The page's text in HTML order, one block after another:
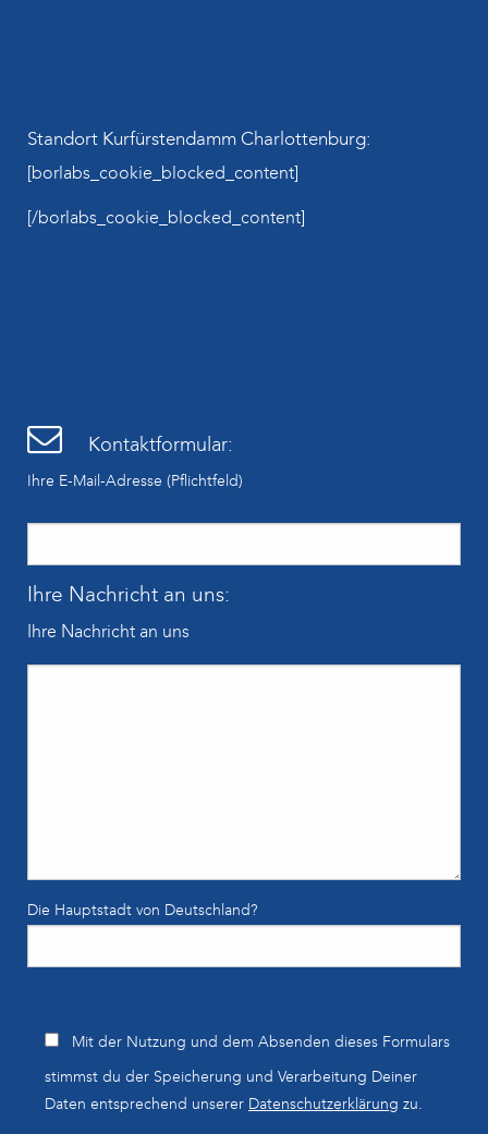
Standort Kurfürstendamm Charlottenburg:
[borlabs_cookie_blocked_content]
[/borlabs_cookie_blocked_content]
Kontaktformular:
Ihre E-Mail-Adresse (Pflichtfeld)
Ihre Nachricht an uns:
Ihre Nachricht an uns
Die Hauptstadt von Deutschland?
Mit der Nutzung und dem Absenden dieses Formulars
stimmst du der Speicherung und Verarbeitung Deiner
Daten entsprechend unserer Datenschutzerklärung zu.